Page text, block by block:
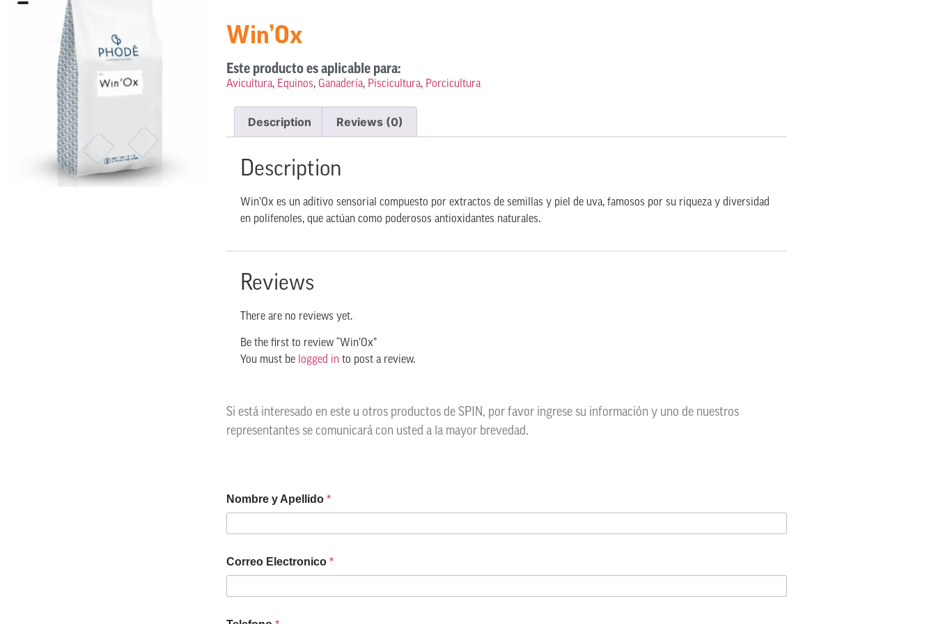
Win’Ox
Este producto es aplicable para:
Avicultura, Equinos, Ganadería, Piscicultura, Porcicultura
Description Reviews (0)
Description
Win’Ox es un aditivo sensorial compuesto por extractos de semillas y piel de uva, famosos por su riqueza y diversidad
en polifenoles, que actúan como poderosos antioxidantes naturales.
Reviews
There are no reviews yet.
Be the first to review “Win’Ox”
You must be logged into post a review.
Si está interesado en este u otros productos de SPIN, por favor ingrese su información y uno de nuestros
representantes se comunicará con usted a la mayor brevedad.
Nombre y Apellido *
Correo Electronico *